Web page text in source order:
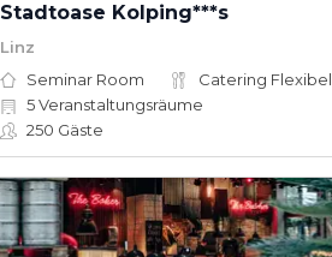
Stadtoase Kolping***s
Linz
Seminar Room
Catering Flexibel
5Veranstaltungsräume
250 Gäste